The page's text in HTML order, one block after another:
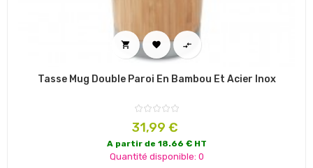
  
Tasse Mug Double Paroi En Bambou Et Acier Inox
Prix
31,99 €
A partir de 18.66 € HT
Quantité disponible: 0